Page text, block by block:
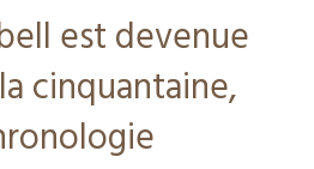
est devenue
cinquantaine,